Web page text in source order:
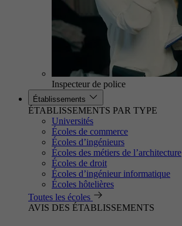
Inspecteur de police
Établissements
ÉTABLISSEMENTS PAR TYPE
Universités
Écoles de commerce
Écoles d’ingénieurs
Écoles des métiers de l’architecture
Écoles de droit
Écoles d’ingénieur informatique
Écoles hôtelières
Toutes les écoles
AVIS DES ÉTABLISSEMENTS